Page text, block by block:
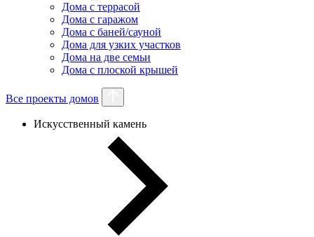
Дома с террасой
Дома с гаражом
Дома с баней/сауной
Дома для узких участков
Дома на две семьи
Дома с плоской крышей
Все проекты домов
Искусственный камень